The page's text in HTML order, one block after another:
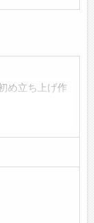
め立ち上げ作
設備の日常点
設備の軽微な
清掃作業